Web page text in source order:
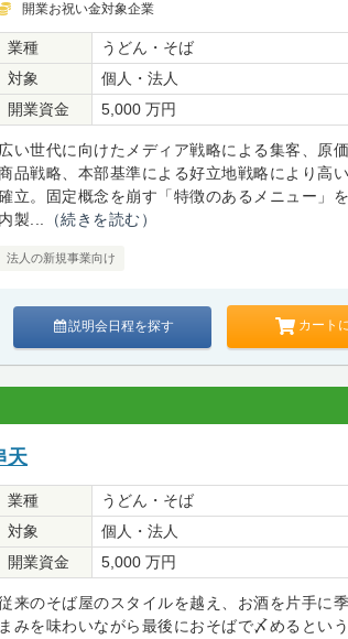
開業お祝い金対象企業
業種
うどん・そば
対象
個人・法人
開業資金
5,000 万円
広い世代に向けたメディア戦略による集客、原
品戦略、本部基準による好立地戦略により高
立。固定概念を崩す「特徴のあるメニュー」
内製...
（続きを読む）
法人の新規事業向け
説明会日程を探す カート
天
業種
うどん・そば
対象
個人・法人
開業資金
5,000 万円
来のそば屋のスタイルを越え、お酒を片手に
まみを味わいながら最後におそばで〆めるとい